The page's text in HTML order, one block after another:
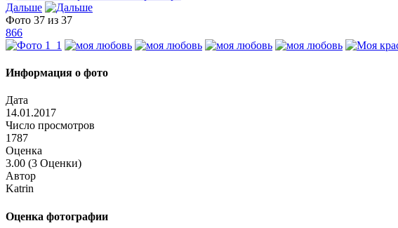
Дальше
Фото 37 из 37
866
Информация о фото
Дата
14.01.2017
Число просмотров
1787
Оценка
3.00 (3 Оценки)
Автор
Katrin
Оценка фотографии